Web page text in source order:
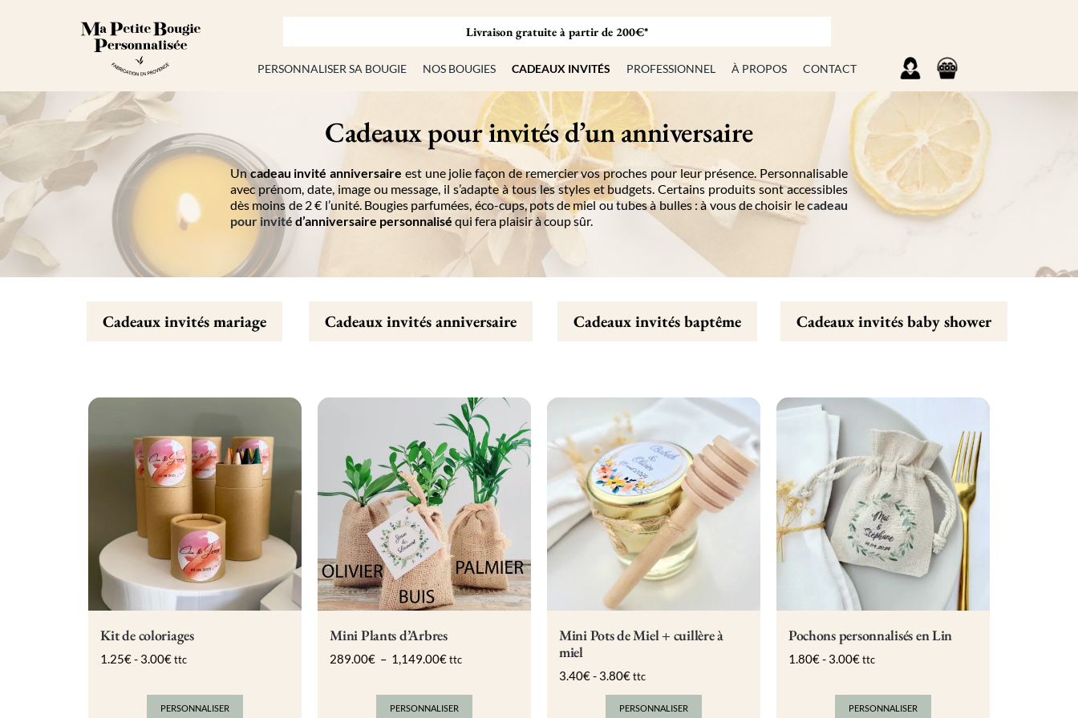
Livraison gratuite à partir de 200€*
PERSONNALISER SA BOUGIE NOS BOUGIES CADEAUX INVITÉS PROFESSIONNEL À PROPOS CONTACT
Cadeaux pour invités d’un anniversaire
Uncadeau invité anniversaire est une jolie façon de remercier vos proches pour leur présence. Personnalisable
avec prénom, date, image ou message, il s’adapte à tous les styles et budgets. Certains produits sont accessibles
dès moins de 2 € l’unité. Bougies parfumées, éco-cups, pots de miel ou tubes à bulles : à vous de choisir lecadeau
pour invité d’anniversaire personnalisé qui fera plaisir à coup sûr.
Cadeaux invités mariage Cadeaux invités anniversaire Cadeaux invités baptême Cadeaux invités baby shower
Kit de coloriages
1.25€- 3.00€ ttc
PERSONNALISER
Mini Plants d’Arbres
289.00€ – 1,149.00€Plage
ttc
PERSONNALISER
Mini Pots de Miel + cuillère à
miel
3.40€- 3.80€ ttc
PERSONNALISER
Pochons personnalisés en Lin
1.80€- 3.00€ ttc
PERSONNALISER